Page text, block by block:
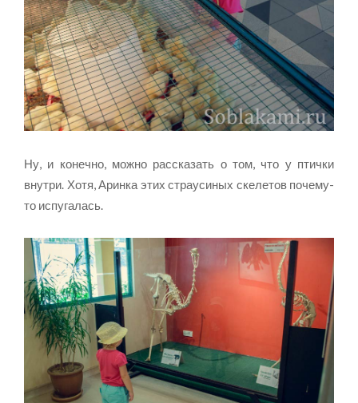
Ну, и конечно, можно рассказать о том, что у птички
внутри. Хотя, Аринка этих страусиных скелетов почему-
то испугалась.